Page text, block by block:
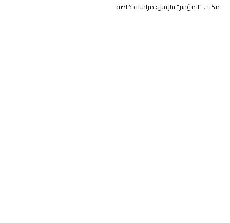
مكتب "المؤشر" بباريس: مراسلة خاصة